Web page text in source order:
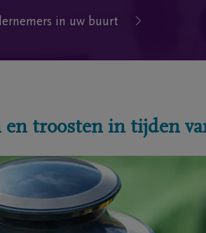
in uw buurt
en troosten in tijden